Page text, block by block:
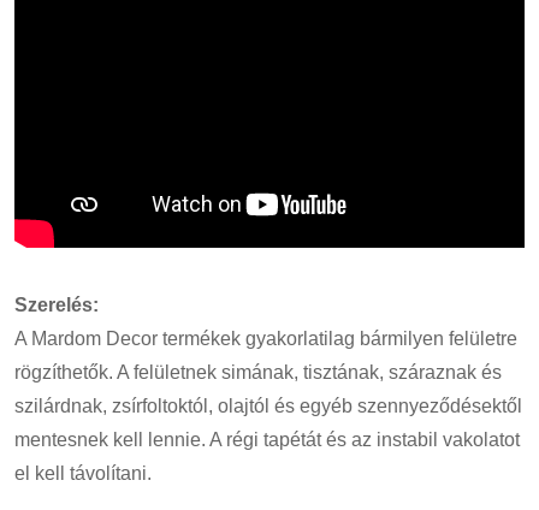
Szerelés:
A Mardom Decor termékek gyakorlatilag bármilyen felületre
rögzíthetők. A felületnek simának, tisztának, száraznak és
szilárdnak, zsírfoltoktól, olajtól és egyéb szennyeződésektől
mentesnek kell lennie. A régi tapétát és az instabil vakolatot
el kell távolítani.